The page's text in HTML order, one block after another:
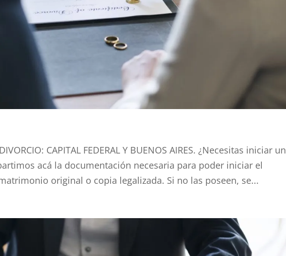
CAPITAL FEDERAL Y BUENOS AIRES. ¿Necesitas iniciar un
acá la documentación necesaria para poder iniciar el
original o copia legalizada. Si no las poseen, se...